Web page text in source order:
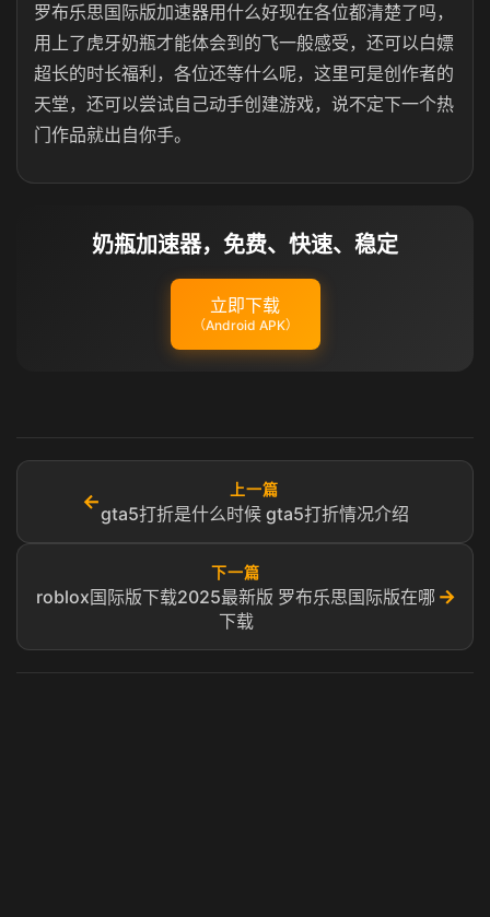
罗布乐思国际版加速器用什么好现在各位都清楚了吗，
用上了虎牙奶瓶才能体会到的飞一般感受，还可以白嫖
超长的时长福利，各位还等什么呢，这里可是创作者的
天堂，还可以尝试自己动手创建游戏，说不定下一个热
门作品就出自你手。
奶瓶加速器，免费、快速、稳定
立即下载
（Android APK）
←
上一篇
gta5打折是什么时候 gta5打折情况介绍
下一篇
roblox国际版下载2025最新版 罗布乐思国际版在哪
下载
→